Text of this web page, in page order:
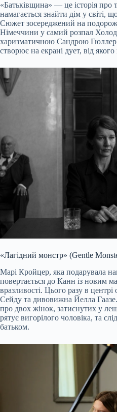
«Батьківщина» — це історія
намагається знайти дім у світі,
Сюжет зосереджений на подорожі
Німеччини у самий розпал
харизматичною Сандрою
створює на екрані дует, від
«Лагідний монстр» (Gentle
Марі Кройцер, яка подарувала
повертається до Канн із новим
вразливості. Цього разу в
Сейду та дивовижна Йелла
про двох жінок, затиснутих у
рятує вигорілого чоловіка, та
батьком.